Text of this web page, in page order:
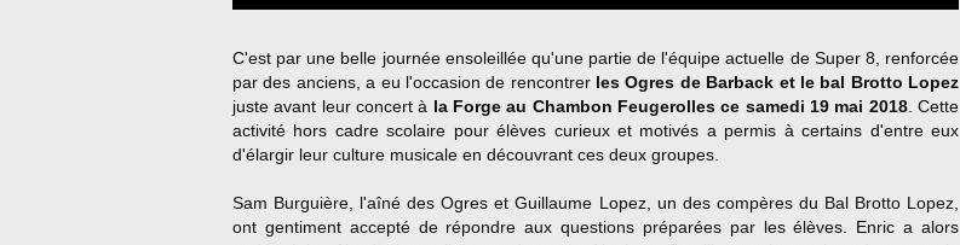
C'est par une belle journée ensoleillée qu'une partie de l'équipe actuelle de Super 8, renforcée
par des anciens, a eu l'occasion de rencontrer les Ogres de Barback et le bal Brotto Lopez
juste avant leur concert à la Forge au Chambon Feugerolles ce samedi 19 mai 2018. Cette
activité hors cadre scolaire pour élèves curieux et motivés a permis à certains d'entre eux
d'élargir leur culture musicale en découvrant ces deux groupes.
Sam Burguière, l'aîné des Ogres et Guillaume Lopez, un des compères du Bal Brotto Lopez,
ont gentiment accepté de répondre aux questions préparées par les élèves. Enric a alors